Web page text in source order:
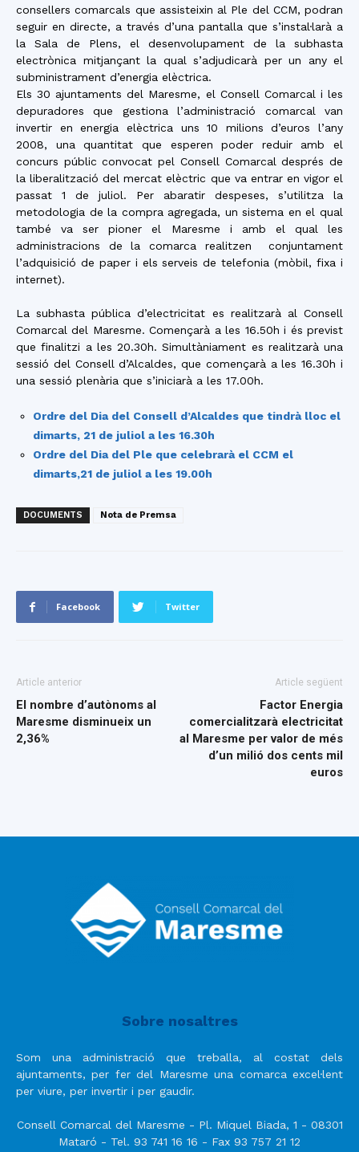
consellers comarcals que assisteixin al Ple del CCM, podran
seguir en directe, a través d’una pantalla que s’instal·larà a
la Sala de Plens, el desenvolupament de la subhasta
electrònica mitjançant la qual s’adjudicarà per un any el
subministrament d’energia elèctrica.
Els 30 ajuntaments del Maresme, el Consell Comarcal i les
depuradores que gestiona l’administració comarcal van
invertir en energia elèctrica uns 10 milions d’euros l’any
2008, una quantitat que esperen poder reduir amb el
concurs públic convocat pel Consell Comarcal després de
la liberalització del mercat elèctric que va entrar en vigor el
passat 1 de juliol. Per abaratir despeses, s’utilitza la
metodologia de la compra agregada, un sistema en el qual
també va ser pioner el Maresme i amb el qual les
administracions de la comarca realitzen conjuntament
l’adquisició de paper i els serveis de telefonia (mòbil, fixa i
internet).
La subhasta pública d’electricitat es realitzarà al Consell
Comarcal del Maresme. Començarà a les 16.50h i és previst
que finalitzi a les 20.30h. Simultàniament es realitzarà una
sessió del Consell d’Alcaldes, que començarà a les 16.30h i
una sessió plenària que s’iniciarà a les 17.00h.
Ordre del Dia del Consell d’Alcaldes que tindrà lloc el
dimarts, 21 de juliol a les 16.30h
Ordre del Dia del Ple que celebrarà el CCM el
dimarts,21 de juliol a les 19.00h
DOCUMENTS Nota de Premsa
Facebook Twitter
Article anterior
El nombre d’autònoms al
Maresme disminueix un
2,36%
Article següent
Factor Energia
comercialitzarà electricitat
al Maresme per valor de més
d’un milió dos cents mil
euros
Sobre nosaltres
Som una administració que treballa, al costat dels
ajuntaments, per fer del Maresme una comarca excel·lent
per viure, per invertir i per gaudir.
Consell Comarcal del Maresme - Pl. Miquel Biada, 1 - 08301
Mataró - Tel. 93 741 16 16 - Fax 93 757 21 12